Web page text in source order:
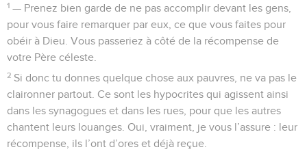
1 — Prenez bien garde de ne pas accomplir devant les gens,
pour vous faire remarquer par eux, ce que vous faites pour
obéir à Dieu. Vous passeriez à côté de la récompense de
votre Père céleste.
2 Si donc tu donnes quelque chose aux pauvres, ne va pas le
claironner partout. Ce sont les hypocrites qui agissent ainsi
dans les synagogues et dans les rues, pour que les autres
chantent leurs louanges. Oui, vraiment, je vous l’assure : leur
récompense, ils l’ont d’ores et déjà reçue.